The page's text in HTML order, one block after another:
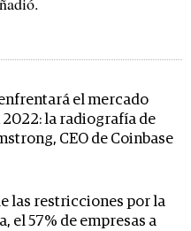
el mercado
la radiografía de
CEO de Coinbase
las restricciones por la
el 57% de empresas a